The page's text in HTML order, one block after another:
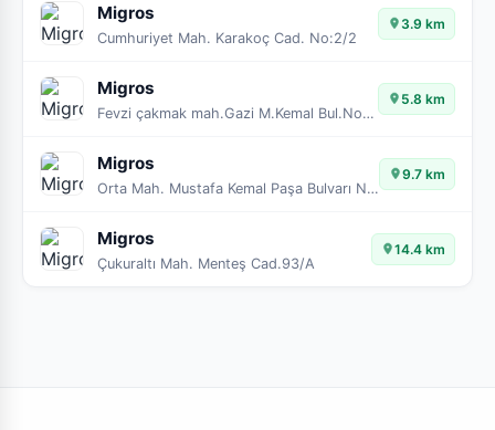
Migros
Cumhuriyet Mah. Karakoç Cad. No:2/2
3.9 km
Migros
Fevzi çakmak mah.Gazi M.Kemal Bul.No151/A Gümüldür
5.8 km
Migros
Orta Mah. Mustafa Kemal Paşa Bulvarı No: 412
9.7 km
Migros
Çukuraltı Mah. Menteş Cad.93/A
14.4 km